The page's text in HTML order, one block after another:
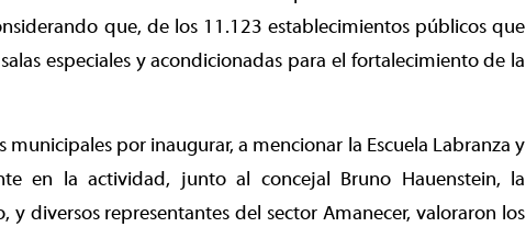
que, de los 11.123 establecimientos públicos que
especiales y acondicionadas para el fortalecimiento de la
municipales por inaugurar, a mencionar la Escuela Labranza y
en la actividad, junto al concejal Bruno Hauenstein, la
y diversos representantes del sector Amanecer, valoraron los